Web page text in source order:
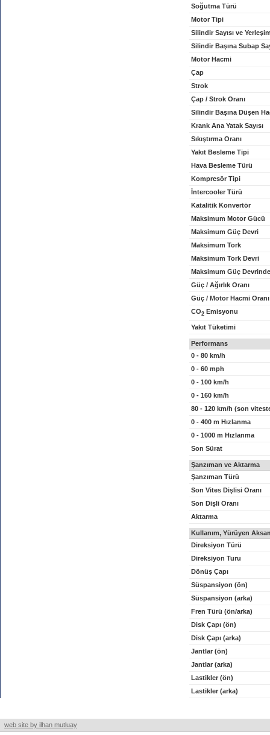
Soğutma Türü
Motor Tipi
Silindir Sayısı ve
Silindir Başına Subap
Motor Hacmi
Çap
Strok
Çap / Strok Oranı
Silindir Başına Düşen
Krank Ana Yatak Sayısı
Sıkıştırma Oranı
Yakıt Besleme Tipi
Hava Besleme Türü
Kompresör Tipi
İntercooler Türü
Katalitik Konvertör
Maksimum Motor Gücü
Maksimum Güç Devri
Maksimum Tork
Maksimum Tork Devri
Maksimum Güç
Güç / Ağırlık Oranı
Güç / Motor Hacmi Oranı
CO2 Emisyonu
Yakıt Tüketimi
Performans
0 - 80 km/h
0 - 60 mph
0 - 100 km/h
0 - 160 km/h
80 - 120 km/h (son
0 - 400 m Hızlanma
0 - 1000 m Hızlanma
Son Sürat
Şanzıman ve Aktarma
Şanzıman Türü
Son Vites Dişlisi Oranı
Son Dişli Oranı
Aktarma
Kullanım, Yürüyen
Direksiyon Türü
Direksiyon Turu
Dönüş Çapı
Süspansiyon (ön)
Süspansiyon (arka)
Fren Türü (ön/arka)
Disk Çapı (ön)
Disk Çapı (arka)
Jantlar (ön)
Jantlar (arka)
Lastikler (ön)
Lastikler (arka)
web site by ilhan mutluay